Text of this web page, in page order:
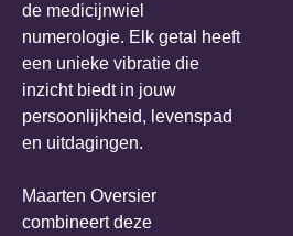
de medicijnwiel
numerologie. Elk getal heeft
een unieke vibratie die
inzicht biedt in jouw
persoonlijkheid, levenspad
en uitdagingen.
Maarten Oversier
combineert deze